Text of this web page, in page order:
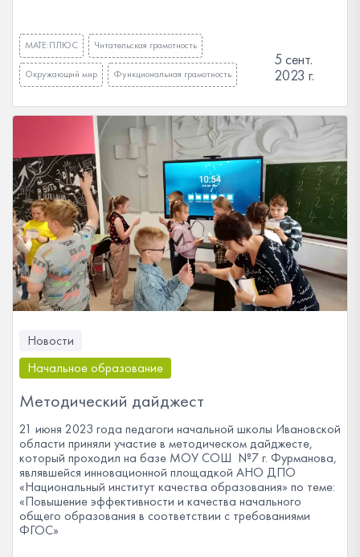
МАТЕ:ПЛЮС Читательская грамотность
Окружающий мир Функциональная грамотность
5 сент.
2023 г.
Новости
Начальное образование
Методический дайджест
21 июня 2023 года педагоги начальной школы Ивановской
области приняли участие в методическом дайджесте,
который проходил на базе МОУ СОШ №7 г. Фурманова,
являвшейся инновационной площадкой АНО ДПО
«Национальный институт качества образования» по теме:
«Повышение эффективности и качества начального
общего образования в соответствии с требованиями
ФГОС»